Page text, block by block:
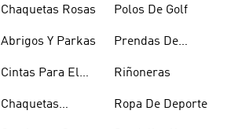
Chaquetas Rosas
Abrigos Y Parkas
Cintas Para El
Chaquetas
Polos De Golf
Prendas De
Riñoneras
Ropa De Deporte